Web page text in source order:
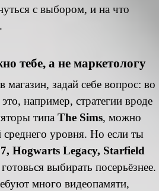
с выбором, и на что
тебе, а не маркетологу
магазин, задай себе вопрос: во
например, стратегии вроде
типа The Sims, можно
среднего уровня. Но если ты
Hogwarts Legacy, Starfield
выбирать посерьёзнее.
много видеопамяти,